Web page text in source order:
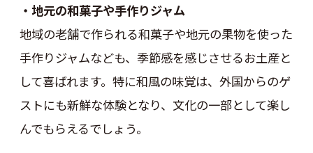
・地元の和菓子や手作りジャム
地域の老舗で作られる和菓子や地元の果物を使った
手作りジャムなども、季節感を感じさせるお土産と
して喜ばれます。特に和風の味覚は、外国からのゲ
ストにも新鮮な体験となり、文化の一部として楽し
んでもらえるでしょう。